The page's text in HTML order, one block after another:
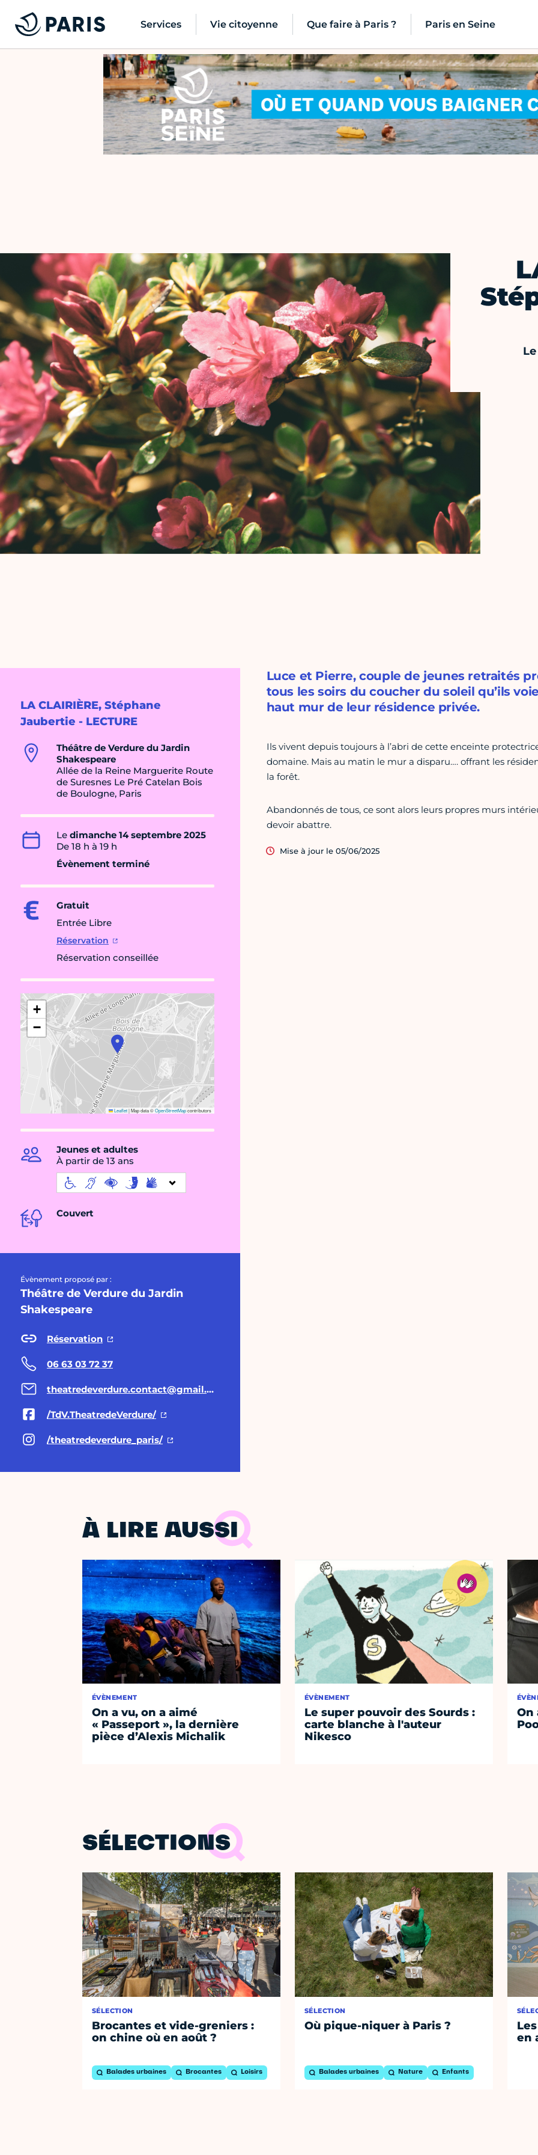
Services Vie citoyenne Que faire à Paris ? Paris en Seine
LA CLAIRIÈRE, Stéphane
Jaubertie - LECTURE
Théâtre de Verdure du Jardin
Shakespeare
Allée de la Reine Marguerite Route
de Suresnes Le Pré Catelan Bois
de Boulogne, Paris
Le dimanche 14 septembre 2025
De 18 h à 19 h
Évènement terminé
Gratuit
Entrée Libre
Réservation
Réservation conseillée
+
−
Leaflet|Map data ©OpenStreetMapcontributors
Jeunes et adultes
À partir de 13 ans
Couvert
Évènement proposé par :
Théâtre de Verdure du Jardin
Shakespeare
Réservation
06 63 03 72 37
theatredeverdure.contact@gmail.com
/TdV.TheatredeVerdure/
/theatredeverdure_paris/
Luce et Pierre, couple de jeunes retraités
tous les soirs du coucher du soleil qu’ils
haut mur de leur résidence privée.
Ils vivent depuis toujours à l’abri de cette enceinte
domaine. Mais au matin le mur a disparu…. offrant les
la forêt.
Abandonnés de tous, ce sont alors leurs propres murs
devoir abattre.
Mise à jour le 05/06/2025
À LIRE AUSSI
ÉVÈNEMENT
On a vu, on a aimé
« Passeport », la dernière
pièce d’Alexis Michalik
ÉVÈNEMENT
Le super pouvoir des Sourds :
carte blanche à l'auteur
Nikesco
On
SÉLECTIONS
SÉLECTION
Brocantes et vide-greniers :
on chine où en août ?
Balades urbaines Brocantes Loisirs
SÉLECTION
Où pique-niquer à Paris ?
Balades urbaines Nature Enfants
en